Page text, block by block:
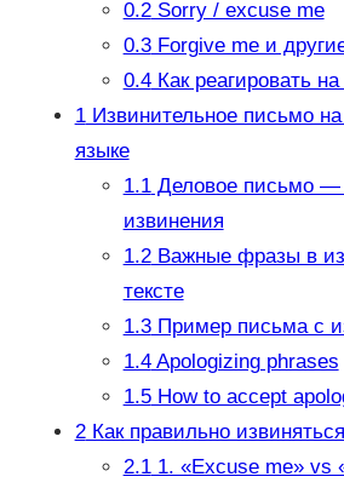
0.2Sorry / excuse me
0.3Forgive me и
0.4Как реагировать
1Извинительное письмо на
языке
1.1Деловое письмо —
извинения
1.2Важные фразы в
тексте
1.3Пример письма с
1.4Apologizing phrases
1.5How to accept
2Как правильно
2.11. «Excuse me» vs